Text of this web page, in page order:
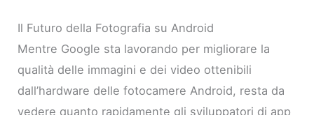
Il Futuro della Fotografia su Android
Mentre Google sta lavorando per migliorare la
qualità delle immagini e dei video ottenibili
dall’hardware delle fotocamere Android, resta da
vedere quanto rapidamente gli sviluppatori di app